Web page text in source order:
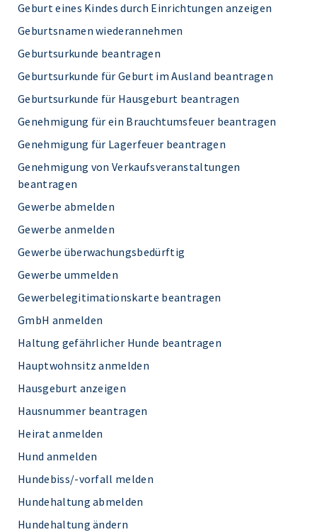
Geburt eines Kindes durch Einrichtungen anzeigen
Geburtsnamen wiederannehmen
Geburtsurkunde beantragen
Geburtsurkunde für Geburt im Ausland beantragen
Geburtsurkunde für Hausgeburt beantragen
Genehmigung für ein Brauchtumsfeuer beantragen
Genehmigung für Lagerfeuer beantragen
Genehmigung von Verkaufsveranstaltungen
beantragen
Gewerbe abmelden
Gewerbe anmelden
Gewerbe überwachungsbedürftig
Gewerbe ummelden
Gewerbelegitimationskarte beantragen
GmbH anmelden
Haltung gefährlicher Hunde beantragen
Hauptwohnsitz anmelden
Hausgeburt anzeigen
Hausnummer beantragen
Heirat anmelden
Hund anmelden
Hundebiss/-vorfall melden
Hundehaltung abmelden
Hundehaltung ändern